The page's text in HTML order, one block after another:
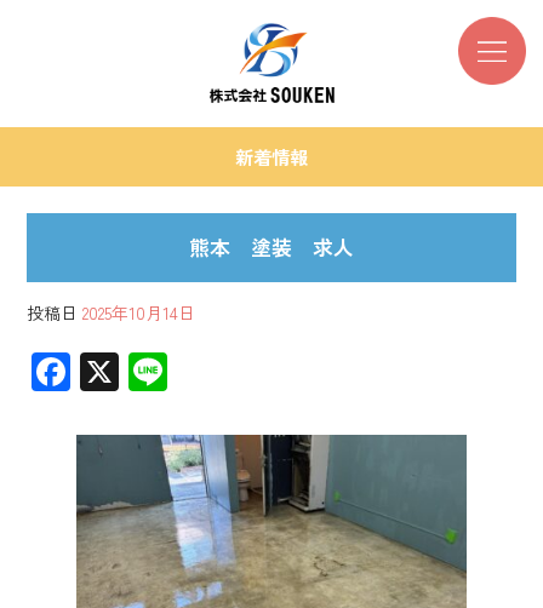
新着情報
熊本 塗装 求人
投稿日 2025年10月14日
F
e
b
o
ok
X